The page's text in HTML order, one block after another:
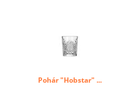
Pohár "Hobstar" ...